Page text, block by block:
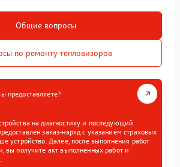
Общие вопросы
по ремонту тепловизоров
предоставляете?
на диагностику и последующий
заказ-наряд с указанием страховых
устройство. Далее, после выполнения работ
вы получите акт выполненных работ и